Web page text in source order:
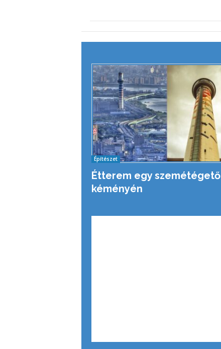
Építészet
Étterem egy szemétégető
kéményén